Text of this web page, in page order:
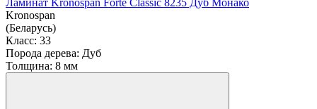
Kronospan
(Беларусь)
Класс: 33
Порода дерева: Дуб
Толщина: 8 мм